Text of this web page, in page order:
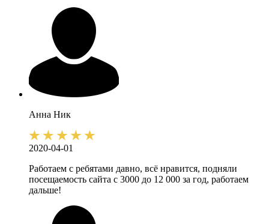
Анна Ник
2020-04-01
Работаем с ребятами давно, всё нравится, подняли
посещаемость сайта с 3000 до 12 000 за год, работаем
дальше!